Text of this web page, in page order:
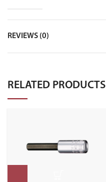
REVIEWS (0)
RELATED PRODUCTS